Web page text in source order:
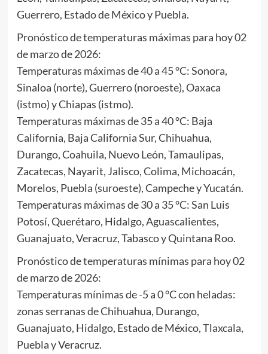
Guerrero, Estado de México y Puebla.
Pronóstico de temperaturas máximas para hoy 02
de marzo de 2026:
Temperaturas máximas de 40 a 45 °C: Sonora,
Sinaloa (norte), Guerrero (noroeste), Oaxaca
(istmo) y Chiapas (istmo).
Temperaturas máximas de 35 a 40 °C: Baja
California, Baja California Sur, Chihuahua,
Durango, Coahuila, Nuevo León, Tamaulipas,
Zacatecas, Nayarit, Jalisco, Colima, Michoacán,
Morelos, Puebla (suroeste), Campeche y Yucatán.
Temperaturas máximas de 30 a 35 °C: San Luis
Potosí, Querétaro, Hidalgo, Aguascalientes,
Guanajuato, Veracruz, Tabasco y Quintana Roo.
Pronóstico de temperaturas mínimas para hoy 02
de marzo de 2026:
Temperaturas mínimas de -5 a 0 °C con heladas:
zonas serranas de Chihuahua, Durango,
Guanajuato, Hidalgo, Estado de México, Tlaxcala,
Puebla y Veracruz.